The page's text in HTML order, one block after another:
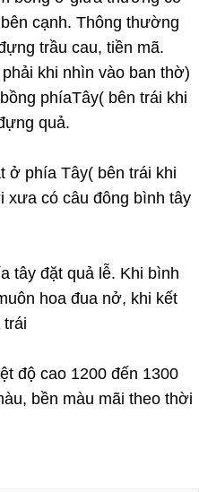
cạnh. Thông thường
trầu cau, tiền mã.
khi nhìn vào ban thờ)
phíaTây( bên trái khi
quả.
ở phía Tây( bên trái khi
có câu đông bình tây
tây đặt quả lễ. Khi bình
hoa đua nở, khi kết
trái
độ cao 1200 đến 1300
bền màu mãi theo thời